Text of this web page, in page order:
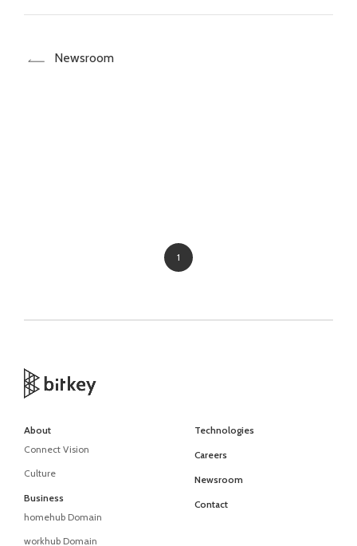
Newsroom
1
About
Connect Vision
Culture
Business
homehub Domain
workhub Domain
Technologies
Careers
Newsroom
Contact